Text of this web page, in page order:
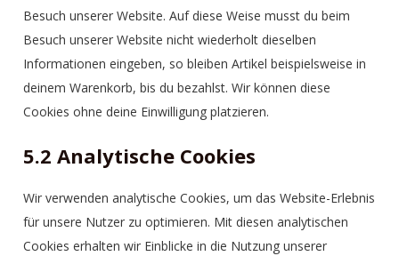
Besuch unserer Website. Auf diese Weise musst du beim
Besuch unserer Website nicht wiederholt dieselben
Informationen eingeben, so bleiben Artikel beispielsweise in
deinem Warenkorb, bis du bezahlst. Wir können diese
Cookies ohne deine Einwilligung platzieren.
5.2 Analytische Cookies
Wir verwenden analytische Cookies, um das Website-Erlebnis
für unsere Nutzer zu optimieren. Mit diesen analytischen
Cookies erhalten wir Einblicke in die Nutzung unserer